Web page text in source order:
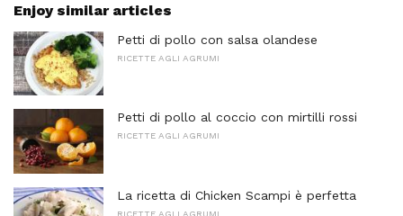
Enjoy similar articles
Petti di pollo con salsa olandese
RICETTE AGLI AGRUMI
Petti di pollo al coccio con mirtilli rossi
RICETTE AGLI AGRUMI
La ricetta di Chicken Scampi è perfetta
RICETTE AGLI AGRUMI